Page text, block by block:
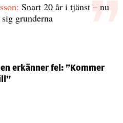
Snart 20 år i tjänst – nu
grunderna
erkänner fel: ”Kommer